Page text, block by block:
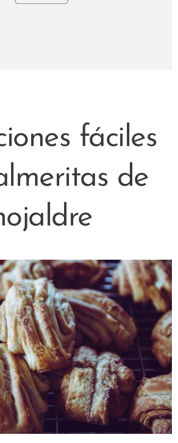
fáciles
de